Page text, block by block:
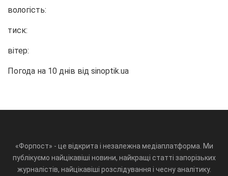
вологість:
тиск:
вітер:
Погода на 10 днів від sinoptik.ua
«Форпост» - це відкрита і незалежна медіаплатформа. Ми
публікуємо найцікавіші новини, найкращі статті запорізьких
журналістів, найцікавіші розслідування і чесну аналітику.